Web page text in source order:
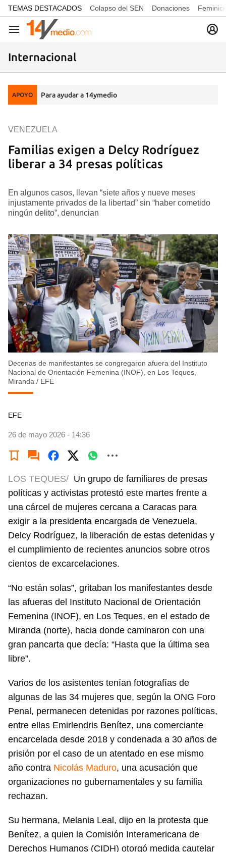
common.go-to-content
TEMAS DESTACADOS Colapso del SEN Donaciones
Navegación
Internacional
APOYO Para ayudar a 14ymedio
Familias exigen a Delcy Rodríguez
liberar a 34 presas políticas
VENEZUELA
En algunos casos, llevan “siete años y nueve meses
injustamente privados de la libertad” sin “haber cometido
ningún delito”, denuncian
Decenas de manifestantes se congregaron afuera del Instituto
Nacional de Orientación Femenina (INOF), en Los Teques,
Miranda / EFE
EFE
26 de mayo 2026 - 14:36
LOS TEQUES/ Un grupo de familiares de presas
políticas y activistas protestó este martes frente a
una cárcel de mujeres cercana a Caracas para
exigir a la presidenta encargada de Venezuela,
Delcy Rodríguez, la liberación de estas detenidas y
el cumplimiento de recientes anuncios sobre otros
cientos de excarcelaciones.
“No están solas”, gritaban los manifestantes desde
las afueras del Instituto Nacional de Orientación
Femenina (INOF), en Los Teques, en el estado de
Miranda (norte), hacia donde caminaron con una
gran pancarta que decía: “Hasta que la última sea
libre”.
Varios de los asistentes tenían fotografías de
algunas de las 34 mujeres que, según la ONG Foro
Penal, permanecen detenidas por razones políticas,
entre ellas Emirlendris Benítez, una comerciante
encarcelada desde 2018 y condenada a 30 años de
prisión por el caso de un atentado en ese mismo
año contra Nicolás Maduro, una acusación que
organizaciones no gubernamentales y su familia
rechazan.
Su hermana, Melania Leal, dijo en la protesta que
Benítez, a quien la Comisión Interamericana de
Derechos Humanos (CIDH) otorgó medida cautelar